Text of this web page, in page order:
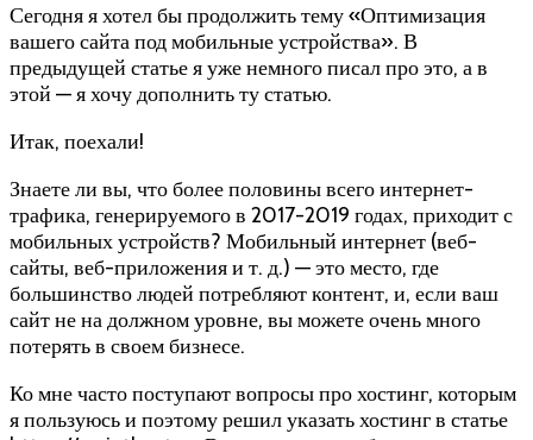
Сегодня я хотел бы продолжить тему «Оптимизация
вашего сайта под мобильные устройства». В
предыдущей статье я уже немного писал про это, а в
этой — я хочу дополнить ту статью.
Итак, поехали!
Знаете ли вы, что более половины всего интернет-
трафика, генерируемого в 2017-2019 годах, приходит с
мобильных устройств? Мобильный интернет (веб-
сайты, веб-приложения и т. д.) — это место, где
большинство людей потребляют контент, и, если ваш
сайт не на должном уровне, вы можете очень много
потерять в своем бизнесе.
Ко мне часто поступают вопросы про хостинг, которым
я пользуюсь и поэтому решил указать хостинг в статье